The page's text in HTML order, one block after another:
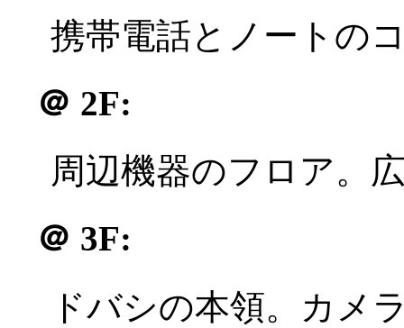
携帯電話とノートの
＠ 2F:
周辺機器のフロア。
＠ 3F:
ドバシの本領。カメ